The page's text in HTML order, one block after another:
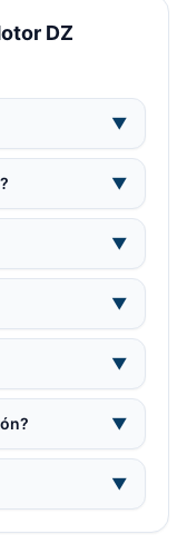
DZ
▼
▼
▼
▼
▼
▼
▼